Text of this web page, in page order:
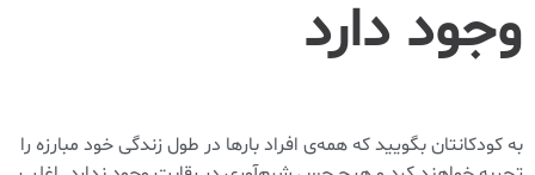
وجود دارد
به کودکانتان بگویید که همه‌ی افراد بار‌ها در طول زندگی خود مبارزه‌ را